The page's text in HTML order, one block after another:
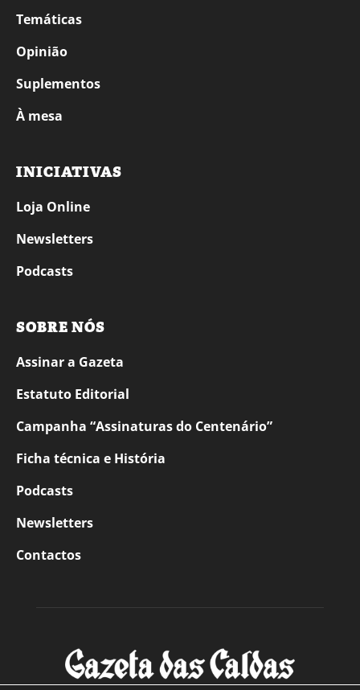
Temáticas
Opinião
Suplementos
À mesa
INICIATIVAS
Loja Online
Newsletters
Podcasts
SOBRE NÓS
Assinar a Gazeta
Estatuto Editorial
Campanha “Assinaturas do Centenário”
Ficha técnica e História
Podcasts
Newsletters
Contactos